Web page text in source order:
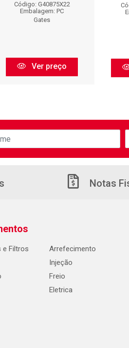
Código: G40875X22
Embalagem: PC
Gates
Ver preço
Notas
e Filtros
Arrefecimento
Injeção
Freio
Eletrica